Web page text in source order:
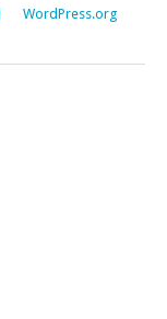
WordPress.org